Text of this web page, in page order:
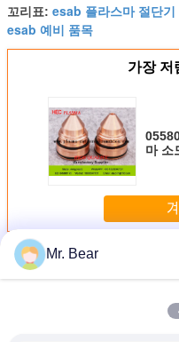
꼬리표: esab 플라스마 절단기
esab 예비 품목
가장 저
마 소
더 많은 것Esab 플라스마
Mr. Bear